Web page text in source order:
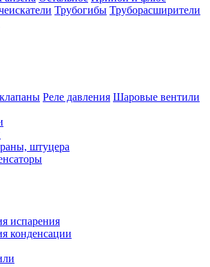
Трубогибы Труборасширители
Реле давления Шаровые вентили
штуцера
испарения
конденсации